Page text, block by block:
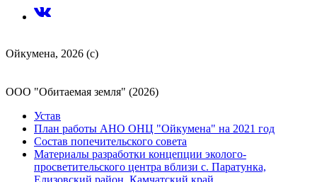
Ойкумена, 2026 (с)
ООО "Обитаемая земля" (2026)
Устав
План работы АНО ОНЦ "Ойкумена" на 2021 год
Состав попечительского совета
Материалы разработки концепции эколого-
просветительского центра вблизи с. Паратунка,
Елизовский район, Камчатский край